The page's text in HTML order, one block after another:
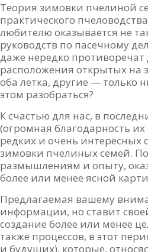
Теория зимовки пчелиной
практического
любителю оказывается не
руководств по пасечному
даже нередко
расположения открытых на
оба летка, другие — только
этом разобраться?
К счастью для нас, в
(огромная благодарность
редких и очень
зимовки пчелиных семей.
размышлениям и опыту,
более или менее ясной
Предлагаемая вашему
информации, но ставит
создание более или менее
также процессов, в этот
и будущих), которые,